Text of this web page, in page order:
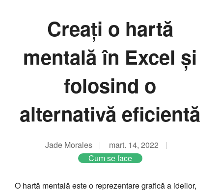
Creați o hartă
mentală în Excel și
folosind o
alternativă eficientă
Jade Morales
mart. 14, 2022
Cum se face
O hartă mentală este o reprezentare grafică a ideilor,